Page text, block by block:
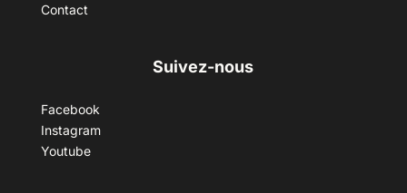
Contact
Suivez-nous
Facebook
Instagram
Youtube